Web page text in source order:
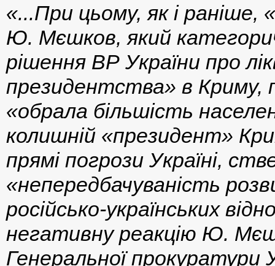
«...При цьому, як і
Ю. Мєшков, який
рішення ВР України про
президентства» в Криму,
«обрала більшість
колишній «президент»
прямі погрози Україні,
«непередбачуваність
російсько-українських
негативну реакцію Ю.
Генеральної